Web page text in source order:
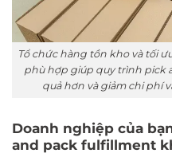
Tổ chức hàng tồn kho và tối
phù hợp giúp quy trình pick
quả hơn và giảm chi phí
Doanh nghiệp của
and pack fulfillment